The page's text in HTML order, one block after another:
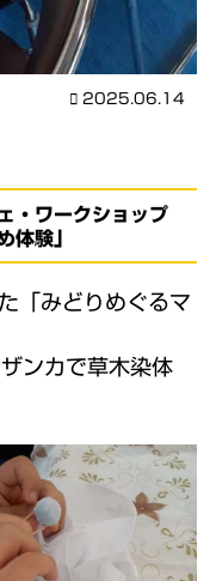
2025.06.14
ワークショップ
体験」
「みどりめぐるマ
ンカで草木染体